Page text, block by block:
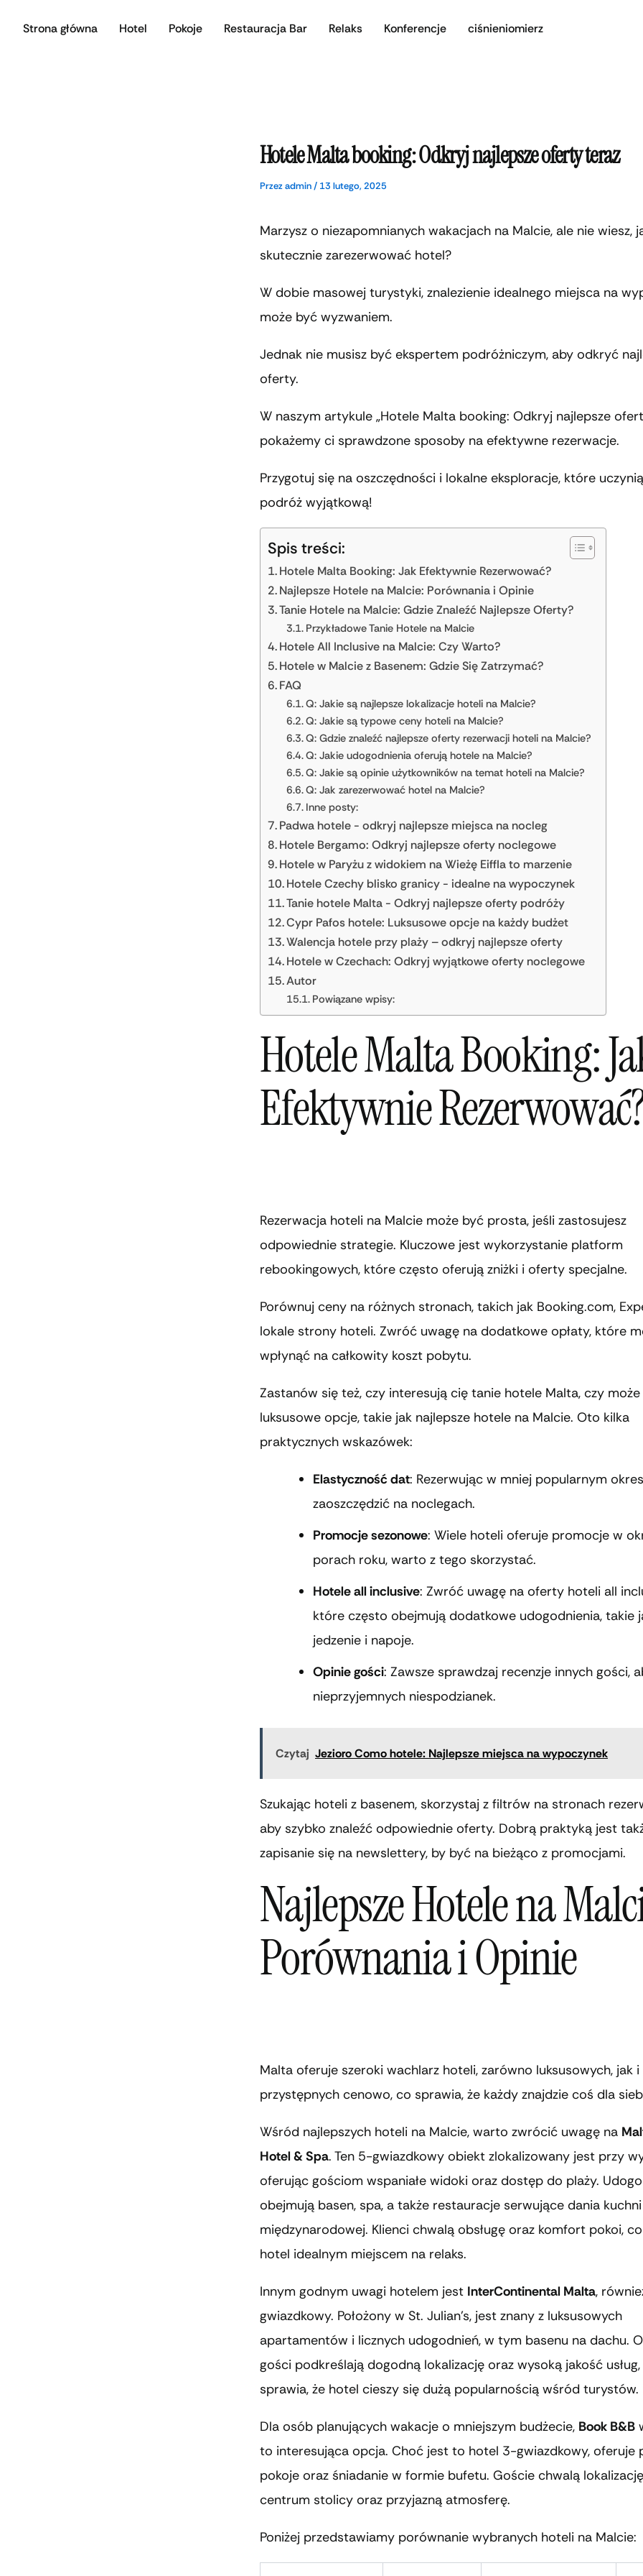
Strona główna Hotel Pokoje Restauracja Bar Relaks Konferencje ciśnieniomierz
Hotele Malta booking: Odkryj najlepsze oferty teraz
Przezadmin/ 13 lutego, 2025
Marzysz o niezapomnianych wakacjach na Malcie, ale nie wiesz,
skutecznie zarezerwować hotel?
W dobie masowej turystyki, znalezienie idealnego miejsca na
może być wyzwaniem.
Jednak nie musisz być ekspertem podróżniczym, aby odkryć
oferty.
W naszym artykule „Hotele Malta booking: Odkryj najlepsze
pokażemy ci sprawdzone sposoby na efektywne rezerwacje.
Przygotuj się na oszczędności i lokalne eksploracje, które
podróż wyjątkową!
Spis treści:
Hotele Malta Booking: Jak Efektywnie Rezerwować?
Najlepsze Hotele na Malcie: Porównania i Opinie
Tanie Hotele na Malcie: Gdzie Znaleźć Najlepsze Oferty?
Przykładowe Tanie Hotele na Malcie
Hotele All Inclusive na Malcie: Czy Warto?
Hotele w Malcie z Basenem: Gdzie Się Zatrzymać?
FAQ
Q: Jakie są najlepsze lokalizacje hoteli na Malcie?
Q: Jakie są typowe ceny hoteli na Malcie?
Q: Gdzie znaleźć najlepsze oferty rezerwacji hoteli na Malcie?
Q: Jakie udogodnienia oferują hotele na Malcie?
Q: Jakie są opinie użytkowników na temat hoteli na Malcie?
Q: Jak zarezerwować hotel na Malcie?
Inne posty:
Padwa hotele - odkryj najlepsze miejsca na nocleg
Hotele Bergamo: Odkryj najlepsze oferty noclegowe
Hotele w Paryżu z widokiem na Wieżę Eiffla to marzenie
Hotele Czechy blisko granicy - idealne na wypoczynek
Tanie hotele Malta - Odkryj najlepsze oferty podróży
Cypr Pafos hotele: Luksusowe opcje na każdy budżet
Walencja hotele przy plaży – odkryj najlepsze oferty
Hotele w Czechach: Odkryj wyjątkowe oferty noclegowe
Autor
Powiązane wpisy:
Hotele Malta Booking:
Efektywnie
Rezerwacja hoteli na Malcie może być prosta, jeśli zastosujesz
odpowiednie strategie. Kluczowe jest wykorzystanie platform
rebookingowych, które często oferują zniżki i oferty specjalne.
Porównuj ceny na różnych stronach, takich jak Booking.com,
lokale strony hoteli. Zwróć uwagę na dodatkowe opłaty, które
wpłynąć na całkowity koszt pobytu.
Zastanów się też, czy interesują cię tanie hotele Malta, czy
luksusowe opcje, takie jak najlepsze hotele na Malcie. Oto kilka
praktycznych wskazówek:
Elastyczność dat: Rezerwując w mniej popularnym
zaoszczędzić na noclegach.
Promocje sezonowe: Wiele hoteli oferuje promocje w
porach roku, warto z tego skorzystać.
Hotele all inclusive: Zwróć uwagę na oferty hoteli all
które często obejmują dodatkowe udogodnienia, takie
jedzenie i napoje.
Opinie gości: Zawsze sprawdzaj recenzje innych gości,
nieprzyjemnych niespodzianek.
Czytaj Jezioro Como hotele: Najlepsze miejsca na wypoczynek
Szukając hoteli z basenem, skorzystaj z filtrów na stronach
aby szybko znaleźć odpowiednie oferty. Dobrą praktyką jest
zapisanie się na newslettery, by być na bieżąco z promocjami.
Najlepsze Hotele na
Porównania i Opinie
Malta oferuje szeroki wachlarz hoteli, zarówno luksusowych, jak i
przystępnych cenowo, co sprawia, że każdy znajdzie coś dla
Wśród najlepszych hoteli na Malcie, warto zwrócić uwagę na
Hotel & Spa. Ten 5-gwiazdkowy obiekt zlokalizowany jest przy
oferując gościom wspaniałe widoki oraz dostęp do plaży.
obejmują basen, spa, a także restauracje serwujące dania kuchni
międzynarodowej. Klienci chwalą obsługę oraz komfort pokoi,
hotel idealnym miejscem na relaks.
Innym godnym uwagi hotelem jest InterContinental Malta,
gwiazdkowy. Położony w St. Julian’s, jest znany z luksusowych
apartamentów i licznych udogodnień, w tym basenu na dachu.
gości podkreślają dogodną lokalizację oraz wysoką jakość
sprawia, że hotel cieszy się dużą popularnością wśród turystów.
Dla osób planujących wakacje o mniejszym budżecie, Book B&B
to interesująca opcja. Choć jest to hotel 3-gwiazdkowy, oferuje
pokoje oraz śniadanie w formie bufetu. Goście chwalą
centrum stolicy oraz przyjazną atmosferę.
Poniżej przedstawiamy porównanie wybranych hoteli na Malcie: